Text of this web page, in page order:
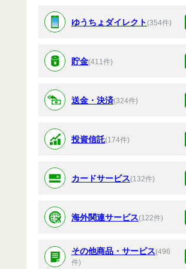
ゆうちょダイレクト(354件)
貯金(411件)
送金・決済(324件)
投資信託(174件)
カードサービス(132件)
海外関連サービス(122件)
その他商品・サービス(496
件)